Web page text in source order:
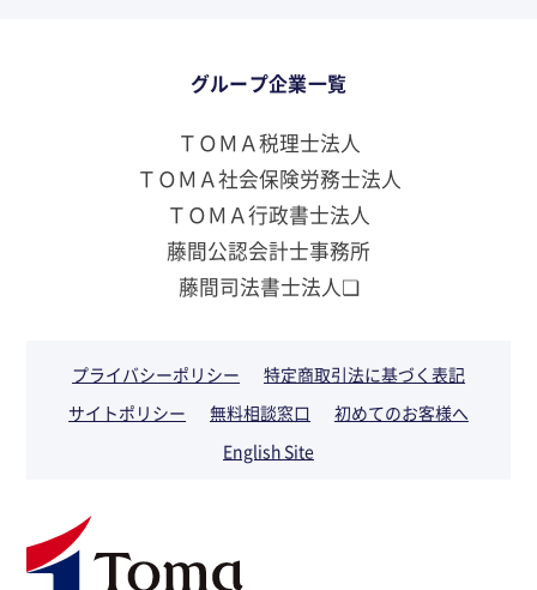
グループ企業一覧
ＴＯＭＡ税理士法人
ＴＯＭＡ社会保険労務士法人
ＴＯＭＡ行政書士法人
藤間公認会計士事務所
藤間司法書士法人❏
プライバシーポリシー
特定商取引法に基づく表記
サイトポリシー
無料相談窓口
初めてのお客様へ
English Site